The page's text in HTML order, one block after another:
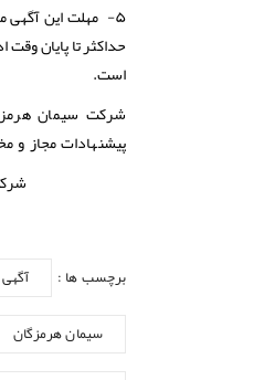
۵- مهلت این آگهی
است.
شرکت سیمان
پیشنهادات مجاز و
برچسب ها :
سیمان هرمزگان